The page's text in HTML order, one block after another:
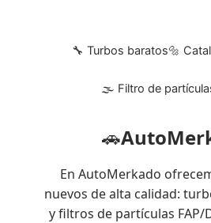
🔧 Turbos baratos🔩
🌫 Filtro de
🚗
En AutoMerkado
nuevos de alta calidad:
y filtros de partículas FAP/